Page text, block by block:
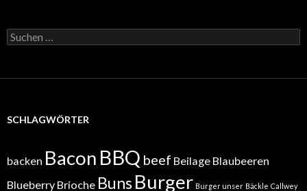
Suchen
nach:
SCHLAGWÖRTER
backen Bacon BBQ beef Beilage Blaubeeren
Blueberry Brioche BunsBurger Burger unser Bäckle Callwey